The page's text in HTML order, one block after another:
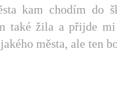
kam chodím do
také žila a přijde
města, ale ten